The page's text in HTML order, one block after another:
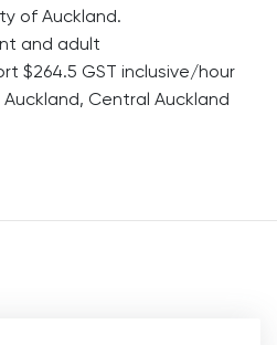
of Auckland.
and adult
$264.5 GST inclusive/hour
Central Auckland